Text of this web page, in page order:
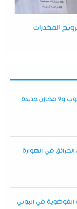
المخدرات
“صابة” قياسية في إنتاج الحبوب و9 مخازن جديدة
في الهوارة
الفوضوية في البوني